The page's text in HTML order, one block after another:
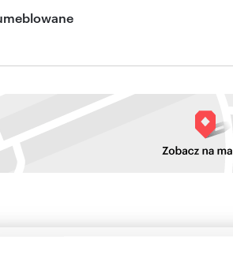
remontowych